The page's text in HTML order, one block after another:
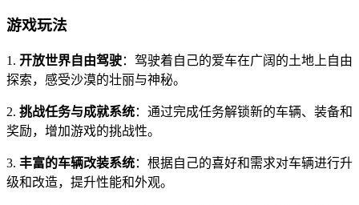
游戏玩法
1. 开放世界自由驾驶：驾驶着自己的爱车在广阔的土地上自由
探索，感受沙漠的壮丽与神秘。
2. 挑战任务与成就系统：通过完成任务解锁新的车辆、装备和
奖励，增加游戏的挑战性。
3. 丰富的车辆改装系统：根据自己的喜好和需求对车辆进行升
级和改造，提升性能和外观。